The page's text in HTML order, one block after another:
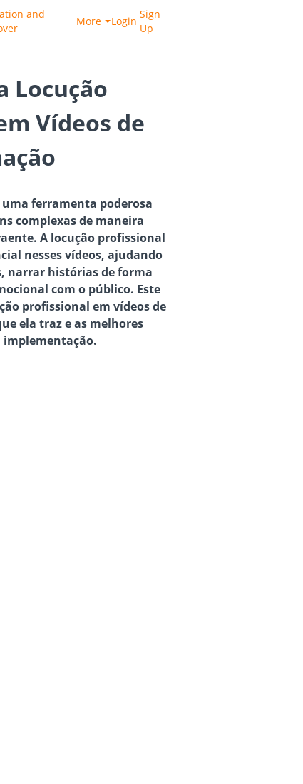
and
More Login
Sign
Up
Locução
Vídeos de
uma ferramenta poderosa
complexas de maneira
A locução profissional
nesses vídeos, ajudando
narrar histórias de forma
com o público. Este
profissional em vídeos de
ela traz e as melhores
implementação.